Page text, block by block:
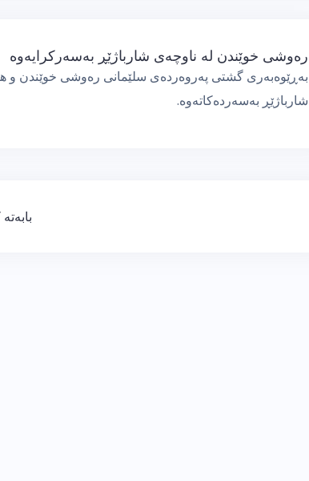
رەوشی خوێندن لە ناوچەی شارباژێڕ بەسەركرایەوە
بەڕێوەبەری گشتی پەروەردەی سلێمانی رەوشی خوێندن و
شارباژێڕ بەسەردەكاتەوە.